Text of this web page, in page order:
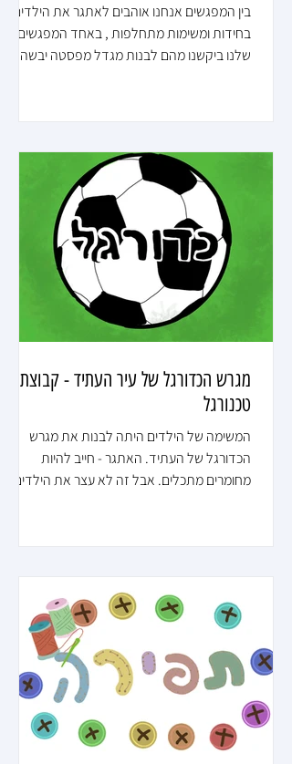
בין המפגשים אנחנו אוהבים לאתגר את הילדים
בחידות ומשימות מתחלפות , באחד המפגשים
שלנו ביקשנו מהם לבנות מגדל מפסטה יבשה
מגרש הכדורגל של עיר העתיד - קבוצת
טכנורגל
המשימה של הילדים היתה לבנות את מגרש
הכדורגל של העתיד. האתגר - חייב להיות
מחומרים מתכלים. אבל זה לא עצר את הילדים
לפניכם התהליך: שלב 1 - המחקר במחקר גילו
הילדים ש״אין ממציא יחיד של הכדורגל, אלא
ההתפתחות שלו התרחשה באנגליה במחצית
המאה ה-19, עם התאחדות הכדורגל האנגלית
שנוסדה בשנת 1863 והגדירה את חוקי המשחק.
יתכן גם